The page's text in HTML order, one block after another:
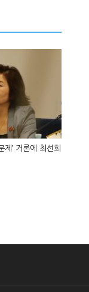
제’ 거론에 최선희